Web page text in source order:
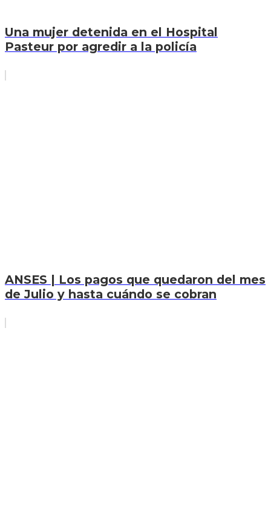
Una mujer detenida en el Hospital
Pasteur por agredir a la policía
ANSES | Los pagos que quedaron del mes
de Julio y hasta cuándo se cobran